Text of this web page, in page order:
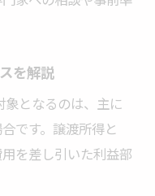
を解説
となるのは、主に
です。譲渡所得と
を差し引いた利益部